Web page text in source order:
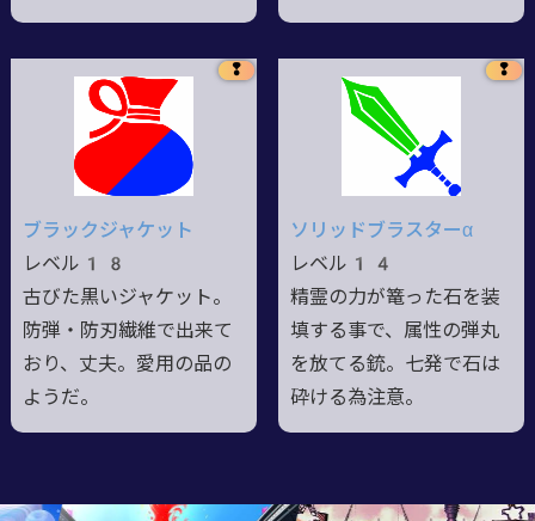
❢
ブラックジャケット
レベル18
古びた黒いジャケット。
防弾・防刃繊維で出来て
おり、丈夫。愛用の品の
ようだ。
❢
ソリッドブラスターα
レベル14
精霊の力が篭った石を装
填する事で、属性の弾丸
を放てる銃。七発で石は
砕ける為注意。